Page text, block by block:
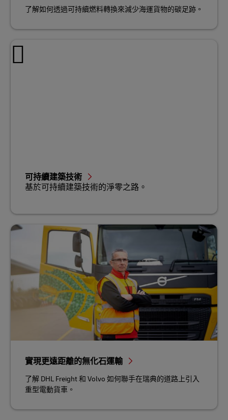
了解如何透過可持續燃料轉換來減少海運貨物的碳足跡。
可持續建築技術
基於可持續建築技術的淨零之路。
實現更遠距離的無化石運輸
了解 DHL Freight 和 Volvo 如何聯手在瑞典的道路上引入
重型電動貨車。